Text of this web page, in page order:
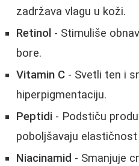
zadržava vlagu u koži.
Retinol - Stimuliše
bore.
Vitamin C - Svetli ten i
hiperpigmentaciju.
Peptidi - Podstiču
poboljšavaju elastičnost
Niacinamid - Smanjuje